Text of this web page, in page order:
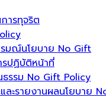
ารทุจริต
รมณ์นโยบาย No Gift
ปฏิบัติหน้าที่
รรม No Gift Policy
ละรายงานผลนโยบาย